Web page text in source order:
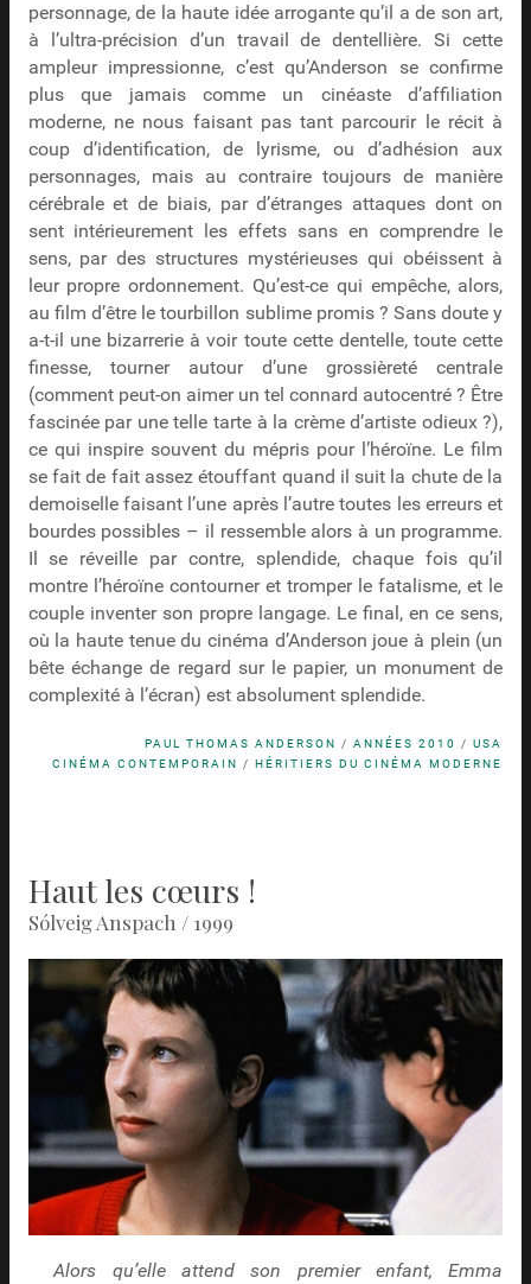
personnage, de la haute idée arrogante qu’il a de son art,
à l’ultra-précision d’un travail de dentellière. Si cette
ampleur impressionne, c’est qu’Anderson se confirme
plus que jamais comme un cinéaste d’affiliation
moderne, ne nous faisant pas tant parcourir le récit à
coup d’identification, de lyrisme, ou d’adhésion aux
personnages, mais au contraire toujours de manière
cérébrale et de biais, par d’étranges attaques dont on
sent intérieurement les effets sans en comprendre le
sens, par des structures mystérieuses qui obéissent à
leur propre ordonnement. Qu’est-ce qui empêche, alors,
au film d’être le tourbillon sublime promis ? Sans doute y
a-t-il une bizarrerie à voir toute cette dentelle, toute cette
finesse, tourner autour d’une grossièreté centrale
(comment peut-on aimer un tel connard autocentré ? Être
fascinée par une telle tarte à la crème d’artiste odieux ?),
ce qui inspire souvent du mépris pour l’héroïne. Le film
se fait de fait assez étouffant quand il suit la chute de la
demoiselle faisant l’une après l’autre toutes les erreurs et
bourdes possibles – il ressemble alors à un programme.
Il se réveille par contre, splendide, chaque fois qu’il
montre l’héroïne contourner et tromper le fatalisme, et le
couple inventer son propre langage. Le final, en ce sens,
où la haute tenue du cinéma d’Anderson joue à plein (un
bête échange de regard sur le papier, un monument de
complexité à l’écran) est absolument splendide.
PAUL THOMAS ANDERSON /ANNÉES 2010 /USA
CINÉMA CONTEMPORAIN /HÉRITIERS DU CINÉMA MODERNE
Haut les cœurs !
Sólveig Anspach / 1999
Alors qu’elle attend son premier enfant, Emma